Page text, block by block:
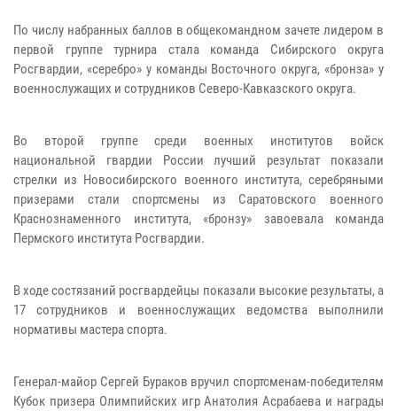
По числу набранных баллов в общекомандном зачете лидером в
первой группе турнира стала команда Сибирского округа
Росгвардии, «серебро» у команды Восточного округа, «бронза» у
военнослужащих и сотрудников Северо-Кавказского округа.
Во второй группе среди военных институтов войск
национальной гвардии России лучший результат показали
стрелки из Новосибирского военного института, серебряными
призерами стали спортсмены из Саратовского военного
Краснознаменного института, «бронзу» завоевала команда
Пермского института Росгвардии.
В ходе состязаний росгвардейцы показали высокие результаты, а
17 сотрудников и военнослужащих ведомства выполнили
нормативы мастера спорта.
Генерал-майор Сергей Бураков вручил спортсменам-победителям
Кубок призера Олимпийских игр Анатолия Асрабаева и награды